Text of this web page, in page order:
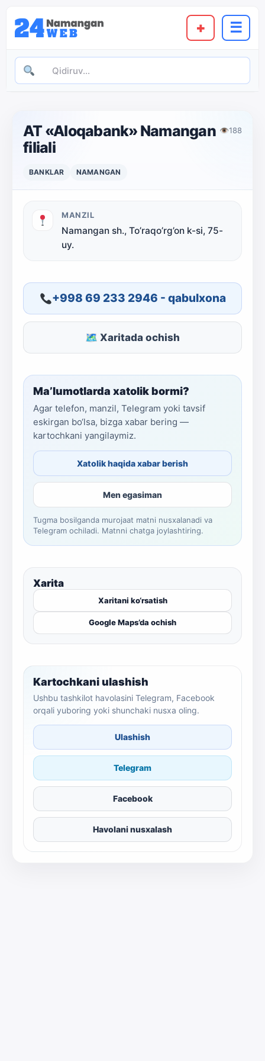
+ ☰
AT «Aloqabank» Namangan
filiali
👁188
BANKLAR NAMANGAN
MANZIL
Namangan sh., To’raqo’rg’on k-si, 75-
uy.
+998 69 233 2946 - qabulxona
🗺 Xaritada ochish
Ma’lumotlarda xatolik bormi?
Agar telefon, manzil, Telegram yoki tavsif
eskirgan bo‘lsa, bizga xabar bering —
kartochkani yangilaymiz.
Xatolik haqida xabar berish
Men egasiman
Tugma bosilganda murojaat matni nusxalanadi va
Telegram ochiladi. Matnni chatga joylashtiring.
Xarita
Xaritani ko‘rsatish
Google Maps’da ochish
Kartochkani ulashish
Ushbu tashkilot havolasini Telegram, Facebook
orqali yuboring yoki shunchaki nusxa oling.
Ulashish
Telegram
Facebook
Havolani nusxalash